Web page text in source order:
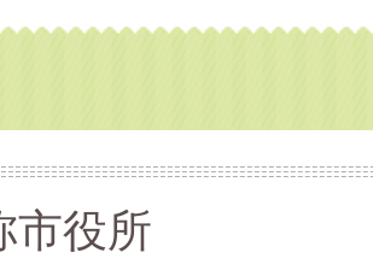
市役所